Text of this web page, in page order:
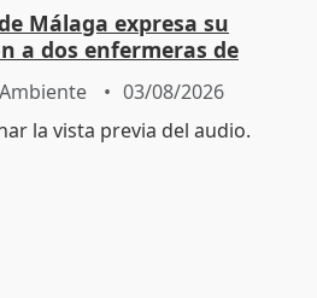
Málaga expresa su
a dos enfermeras de
03/08/2026